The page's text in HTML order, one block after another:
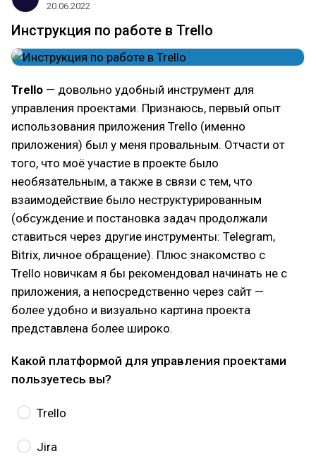
20.06.2022
Инструкция по работе в Trello
Trello — довольно удобный инструмент для
управления проектами. Признаюсь, первый опыт
использования приложения Trello (именно
приложения) был у меня провальным. Отчасти от
того, что моё участие в проекте было
необязательным, а также в связи с тем, что
взаимодействие было неструктурированным
(обсуждение и постановка задач продолжали
ставиться через другие инструменты: Telegram,
Bitrix, личное обращение). Плюс знакомство с
Trello новичкам я бы рекомендовал начинать не с
приложения, а непосредственно через сайт —
более удобно и визуально картина проекта
представлена более широко.
Какой платформой для управления проектами
пользуетесь вы?
Trello
Jira